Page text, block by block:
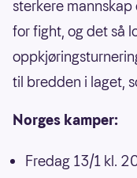
sterkere
for fight, og det så
til bredden i laget,
Norges kamper:
Fredag 13/1 kl.